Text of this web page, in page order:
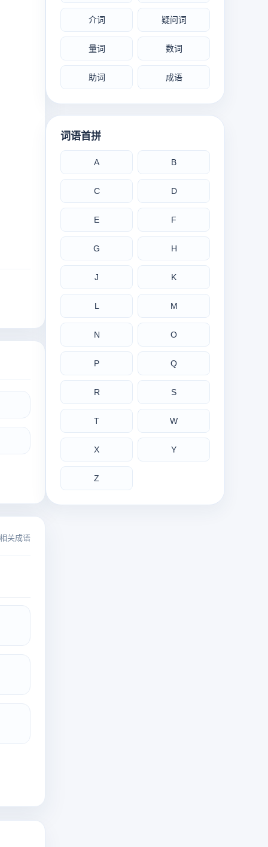
关成语
介词 疑问词
量词 数词
助词 成语
词语首拼
A B
C D
E F
G H
J K
L M
N O
P Q
R S
T W
X Y
Z